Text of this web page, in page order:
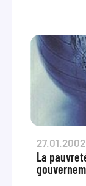
27.01.2002
La